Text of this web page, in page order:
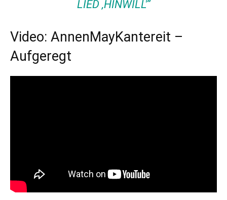
LIED ‚HINWILL'“
Video: AnnenMayKantereit –
Aufgeregt